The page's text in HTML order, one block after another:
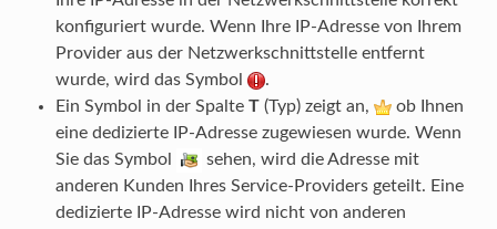
konfiguriert wurde. Wenn Ihre IP-Adresse von Ihrem
Provider aus der Netzwerkschnittstelle entfernt
wurde, wird das Symbol
.
Ein Symbol in der Spalte T(Typ) zeigt an,
ob Ihnen
eine dedizierte IP-Adresse zugewiesen wurde. Wenn
Sie das Symbol
sehen, wird die Adresse mit
anderen Kunden Ihres Service-Providers geteilt. Eine
dedizierte IP-Adresse wird nicht von anderen